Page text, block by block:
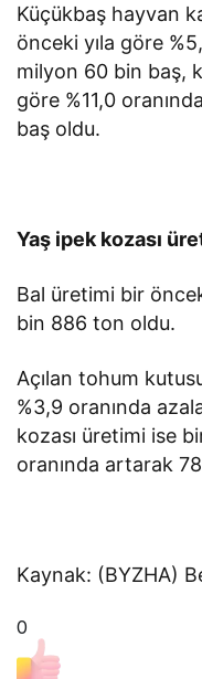
Küçükbaş hayvan
önceki yıla göre
milyon 60 bin baş,
göre %11,0
baş oldu.
Yaş ipek kozası
Bal üretimi bir
bin 886 ton oldu.
Açılan tohum
%3,9 oranında
kozası üretimi ise
oranında artarak
Kaynak: (BYZHA)
0